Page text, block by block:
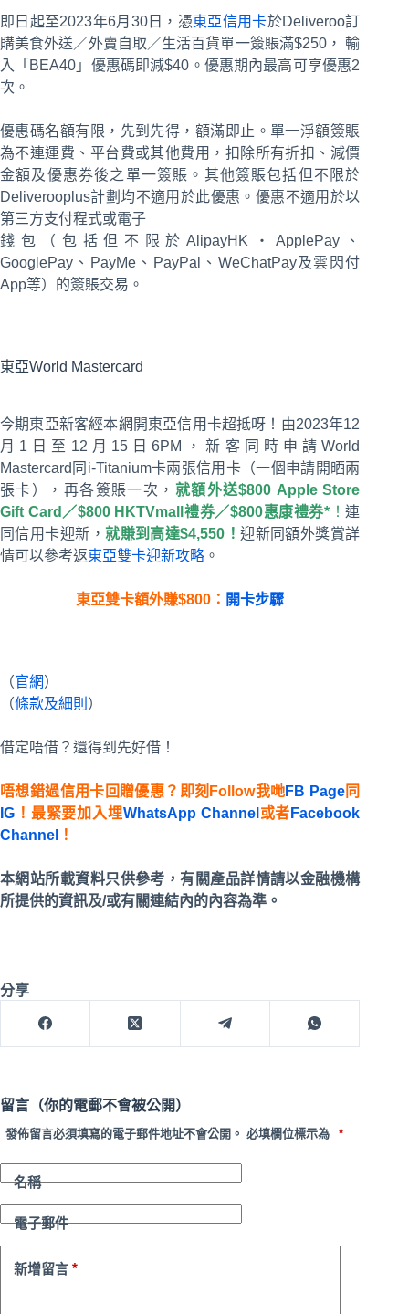
即日起至2023年6月30日，憑東亞信用卡於Deliveroo訂
購美食外送／外賣自取／生活百貨單一簽賬滿$250， 輸
入「BEA40」優惠碼即減$40。優惠期內最高可享優惠2
次。
優惠碼名額有限，先到先得，額滿即止。單一淨額簽賬
為不連運費、平台費或其他費用，扣除所有折扣、減價
金額及優惠券後之單一簽賬。其他簽賬包括但不限於
Deliverooplus計劃均不適用於此優惠。優惠不適用於以
第三方支付程式或電子
錢包（包括但不限於AlipayHK・ApplePay、
GooglePay、PayMe、PayPal、WeChatPay及雲閃付
App等）的簽賬交易。
東亞World Mastercard
今期東亞新客經本網開東亞信用卡超抵呀！由2023年12
月1日至12月15日6PM，新客同時申請World
Mastercard同i-Titanium卡兩張信用卡（一個申請開晒兩
張卡），再各簽賬一次， 就額外送$800 Apple Store
Gift Card／$800 HKTVmall禮券／$800惠康禮券* ！連
同信用卡迎新，就賺到高達$4,550！迎新同額外獎賞詳
情可以參考返東亞雙卡迎新攻略 。
東亞雙卡額外賺$800： 開卡步驟
（官網）
（條款及細則 ）
借定唔借？還得到先好借！
唔想錯過信用卡回贈優惠？即刻Follow我哋FB Page同
IG ！最緊要加入埋WhatsApp Channel 或者 Facebook
Channel
！
本網站所載資料只供參考，有關產品詳情請以金融機構
所提供的資訊及/或有關連結內的內容為準。
分享
留言（你的電郵不會被公開）
發佈留言必須填寫的電子郵件地址不會公開。 必填欄位標示為 *
名稱
電子郵件
新增留言 *